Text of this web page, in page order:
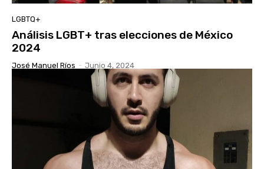
LGBTQ+
Análisis LGBT+ tras elecciones de México
2024
José Manuel Ríos - Junio 4, 2024